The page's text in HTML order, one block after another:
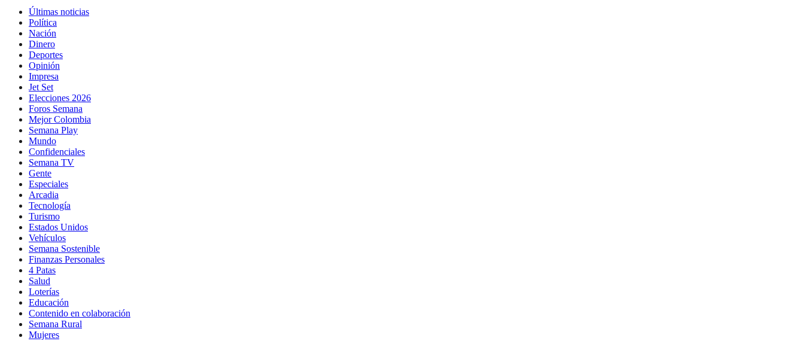
Últimas noticias
Política
Nación
Dinero
Deportes
Opinión
Impresa
Jet Set
Elecciones 2026
Foros Semana
Mejor Colombia
Semana Play
Mundo
Confidenciales
Semana TV
Gente
Especiales
Arcadia
Tecnología
Turismo
Estados Unidos
Vehículos
Semana Sostenible
Finanzas Personales
4 Patas
Salud
Loterías
Educación
Contenido en colaboración
Semana Rural
Mujeres